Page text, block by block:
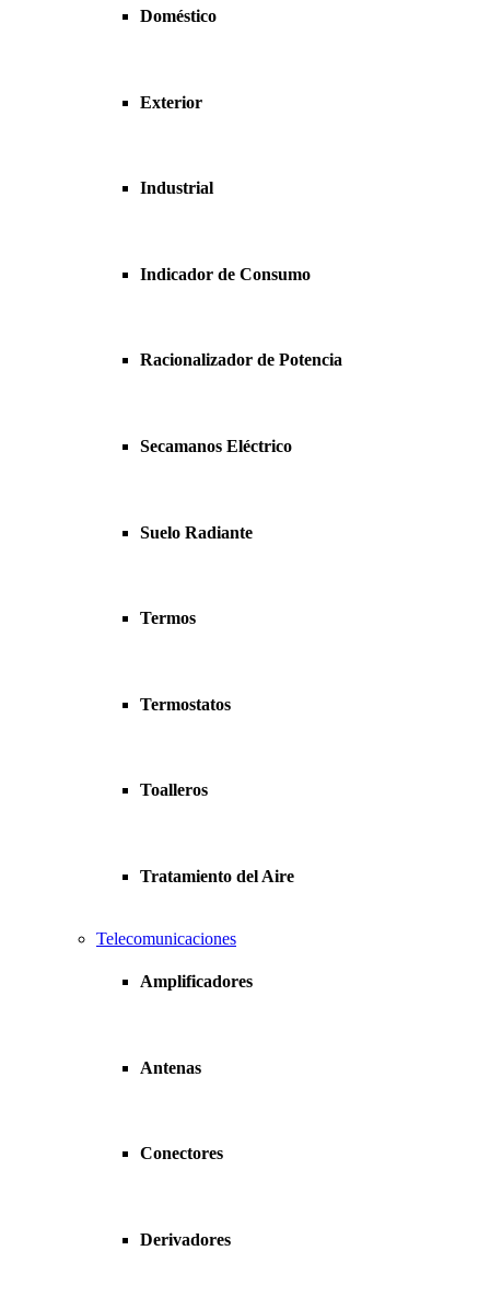
Doméstico
Exterior
Industrial
Indicador de Consumo
Racionalizador de Potencia
Secamanos Eléctrico
Suelo Radiante
Termos
Termostatos
Toalleros
Tratamiento del Aire
Telecomunicaciones
Amplificadores
Antenas
Conectores
Derivadores